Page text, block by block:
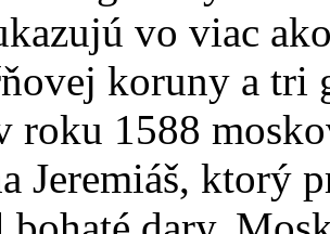
vo viac
koruny a tri
roku 1588
Jeremiáš, ktorý